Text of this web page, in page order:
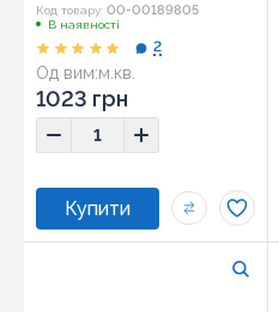
Код товару: 00-00189805
В наявності
Од вим:м.кв.
Розмір:30x80
2
1023 грн